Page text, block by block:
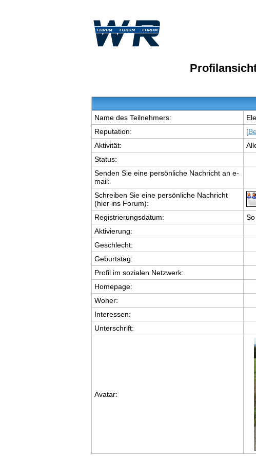
Name des Teilnehmers:
Reputation:
[
Aktivität:
Status:
Senden Sie eine persönliche Nachricht an e-
mail:
Schreiben Sie eine persönliche Nachricht
(hier ins Forum):
Registrierungsdatum:
Aktivierung:
Geschlecht:
Geburtstag:
Profil im sozialen Netzwerk:
Homepage:
Woher:
Interessen:
Unterschrift:
Avatar: